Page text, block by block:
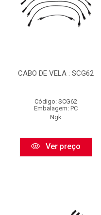
CABO DE VELA : SCG62
Código: SCG62
Embalagem: PC
Ngk
Ver preço